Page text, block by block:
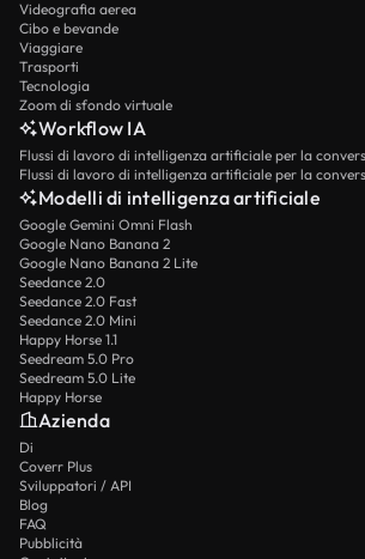
Videografia aerea
Cibo e bevande
Viaggiare
Trasporti
Tecnologia
Zoom di sfondo virtuale
Workflow IA
Flussi di lavoro di intelligenza artificiale per la
Modelli di intelligenza artificiale
Google Gemini Omni Flash
Google Nano Banana 2
Google Nano Banana 2 Lite
Seedance 2.0
Seedance 2.0 Fast
Seedance 2.0 Mini
Happy Horse 1.1
Seedream 5.0 Pro
Seedream 5.0 Lite
Happy Horse
Azienda
Di
Coverr Plus
Sviluppatori / API
Blog
FAQ
Pubblicità